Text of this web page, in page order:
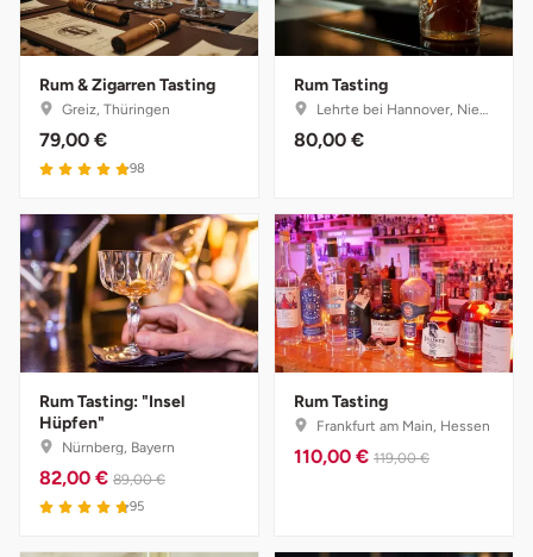
Rum & Zigarren Tasting
Greiz, Thüringen
79,00 €
4.9 von 5
98
Rum Tasting
Lehrte bei Hannover, Niedersachsen
80,00 €
Rum Tasting: "Insel
Hüpfen"
Nürnberg, Bayern
82,00 € 89,00 €
4.8 von 5
95
Rum Tasting
Frankfurt am Main, Hessen
110,00 € 119,00 €
Dingolfing
Dorsten
Dortmund
Dresden
Duisburg